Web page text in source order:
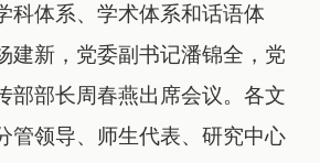
科体系、学术体系和话语体
建新，党委副书记潘锦全，党
部部长周春燕出席会议。各文
管领导、师生代表、研究中心